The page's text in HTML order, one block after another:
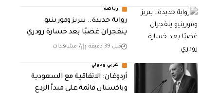
رياضة
رواية جديدة.. بيريز ومورينيو
ينفجران غضبًا بعد خسارة رودري
قبل 39 دقيقة 7 مشاهدات
عربي ودولي
أردوغان: الاتفاقية مع السعودية
وباكستان قائمة على مبدأ الردع